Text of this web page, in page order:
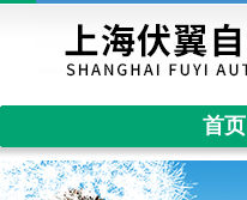
首页